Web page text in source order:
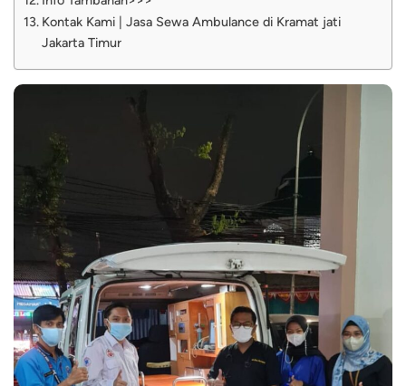
Kontak Kami | Jasa Sewa Ambulance di Kramat jati
Jakarta Timur